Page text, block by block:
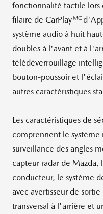
fonctionnalité tactile
filaire de CarPlayMC
système audio à huit
doubles à l'avant et à
télédéverrouillage
bouton-poussoir et
autres caractéristiques
Les caractéristiques de
comprennent le
surveillance des angles
capteur radar de
conducteur, le système
avec avertisseur de
transversal à l'arrière et